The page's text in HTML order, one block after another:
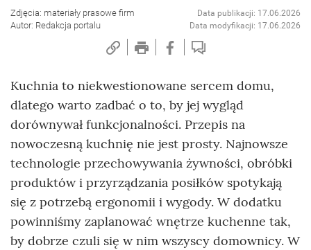
Zdjęcia: materiały prasowe firm
Autor: Redakcja portalu
Data publikacji: 17.06.2026
Data modyfikacji: 17.06.2026
Kuchnia to niekwestionowane sercem domu,
dlatego warto zadbać o to, by jej wygląd
dorównywał funkcjonalności. Przepis na
nowoczesną kuchnię nie jest prosty. Najnowsze
technologie przechowywania żywności, obróbki
produktów i przyrządzania posiłków spotykają
się z potrzebą ergonomii i wygody. W dodatku
powinniśmy zaplanować wnętrze kuchenne tak,
by dobrze czuli się w nim wszyscy domownicy. W